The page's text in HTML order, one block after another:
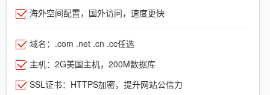
海外空间配置，国外访问，速度更快
域名：.com .net .cn .cc任选
主机：2G美国主机，200M数据库
SSL证书：HTTPS加密，提升网站公信力